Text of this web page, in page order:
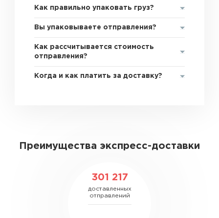
Как правильно упаковать груз?
Вы упаковываете отправления?
Как рассчитывается стоимость
отправления?
Когда и как платить за доставку?
Преимущества экспресс-доставки
301 217
доставленных
отправлений